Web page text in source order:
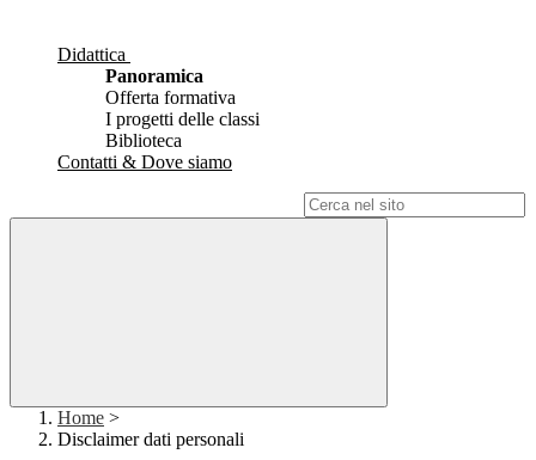
Didattica
Panoramica
Offerta formativa
I progetti delle classi
Biblioteca
Contatti & Dove siamo
Home >
Disclaimer dati personali